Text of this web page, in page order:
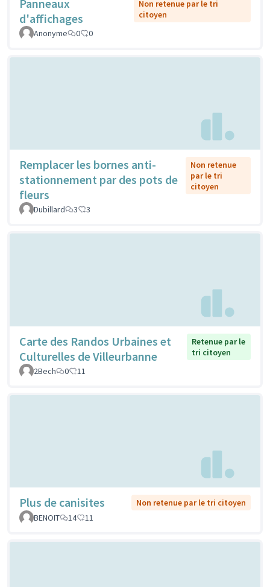
Panneaux
d'affichages
Non retenue par le tri
citoyen
Anonyme
0 0
Remplacer les bornes anti-
stationnement par des pots de
fleurs
Non retenue
par le tri
citoyen
Dubillard 3 3
Carte des Randos Urbaines et
Culturelles de Villeurbanne
Retenue par le
tri citoyen
2Bech
0 11
Plus de canisites
Non retenue par le tri citoyen
BENOIT
14 11